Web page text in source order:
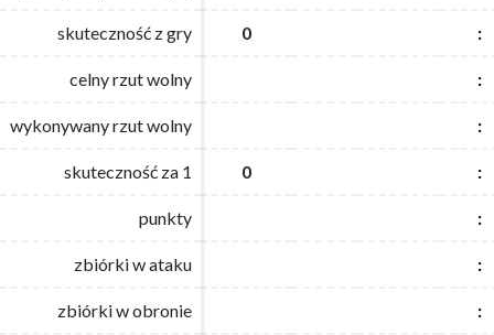
skuteczność z gry 0 :
celny rzut wolny :
wykonywany rzut wolny :
skuteczność za 1 0 :
punkty :
zbiórki w ataku :
zbiórki w obronie :
skuteczność z gry 0 :
celny rzut wolny :
wykonywany rzut wolny :
skuteczność za 1 0 :
punkty :
zbiórki w ataku :
zbiórki w obronie :